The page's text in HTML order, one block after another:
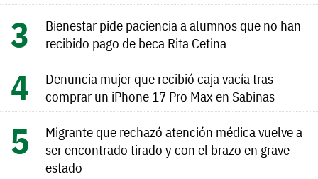
Bienestar pide paciencia a alumnos que no han
recibido pago de beca Rita Cetina
Denuncia mujer que recibió caja vacía tras
comprar un iPhone 17 Pro Max en Sabinas
Migrante que rechazó atención médica vuelve a
ser encontrado tirado y con el brazo en grave
estado